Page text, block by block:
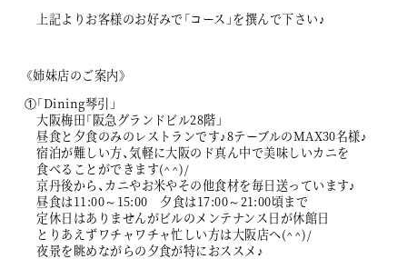
上記よりお客様のお好みで「コース」を撰んで下さい♪
《姉妹店のご案内》
①「Dining琴引」
大阪梅田「阪急グランドビル28階」
昼食と夕食のみのレストランです♪8テーブルのMAX30名様♪
宿泊が難しい方、気軽に大阪のド真ん中で美味しいカニを
食べることができます(^^)/
京丹後から、カニやお米やその他食材を毎日送っています♪
昼食は11:00～15:00 夕食は17:00～21:00頃まで
定休日はありませんがビルのメンテナンス日が休館日
とりあえずワチャワチャ忙しい方は大阪店へ(^^)/
夜景を眺めながらの夕食が特におススメ♪